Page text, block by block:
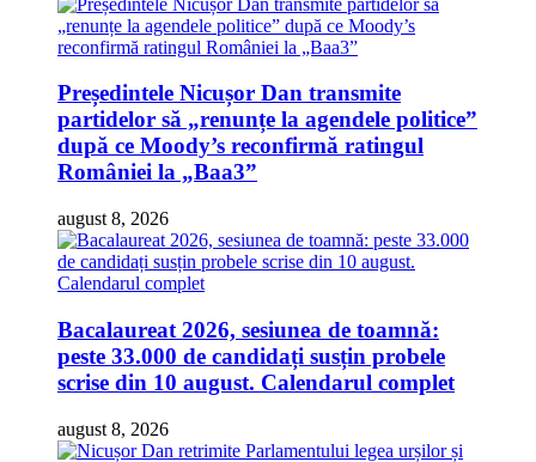
Președintele Nicușor Dan transmite
partidelor să „renunțe la agendele politice”
după ce Moody’s reconfirmă ratingul
României la „Baa3”
august 8, 2026
Bacalaureat 2026, sesiunea de toamnă:
peste 33.000 de candidați susțin probele
scrise din 10 august. Calendarul complet
august 8, 2026